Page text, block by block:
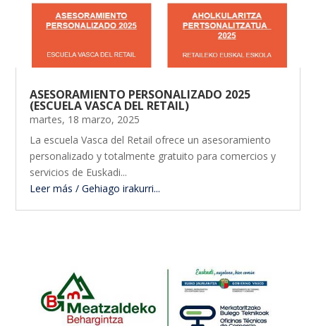
ASESORAMIENTO PERSONALIZADO 2025
(ESCUELA VASCA DEL RETAIL)
martes, 18 marzo, 2025
La escuela Vasca del Retail ofrece un asesoramiento
personalizado y totalmente gratuito para comercios y
servicios de Euskadi...
Leer más / Gehiago irakurri...